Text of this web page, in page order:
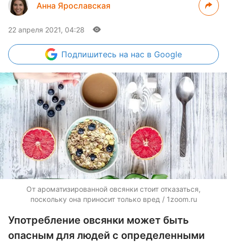
Анна Ярославская
22 апреля 2021, 04:28
Подпишитесь на нас в Google
От ароматизированной овсянки стоит отказаться,
поскольку она приносит только вред / 1zoom.ru
Употребление овсянки может быть
опасным для людей с определенными